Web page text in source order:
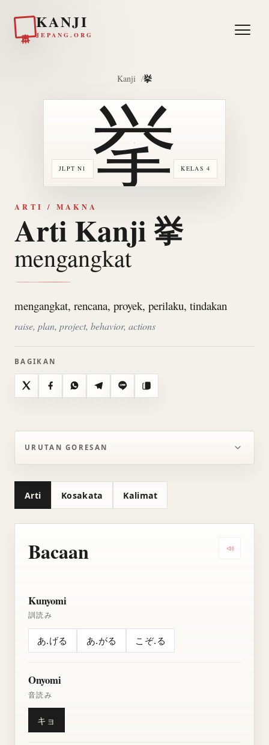
KANJI
JEPANG.ORG
Kanji 挙
JLPT N1 KELAS 4
挙
ARTI / MAKNA
Arti Kanji 挙
mengangkat
mengangkat, rencana, proyek, perilaku, tindakan
raise, plan, project, behavior, actions
BAGIKAN
X FacebookWhatsAppTelegramLine Salin
URUTAN GORESAN
Arti Kosakata Kalimat
Bacaan
Kunyomi
訓読み
あ.げる あ.がる こぞ.る
Onyomi
音読み
キョ